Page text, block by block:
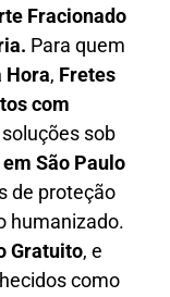
Fracionado
Para quem
Hora, Fretes
com
sob
São Paulo
de proteção
humanizado.
Gratuito, e
como